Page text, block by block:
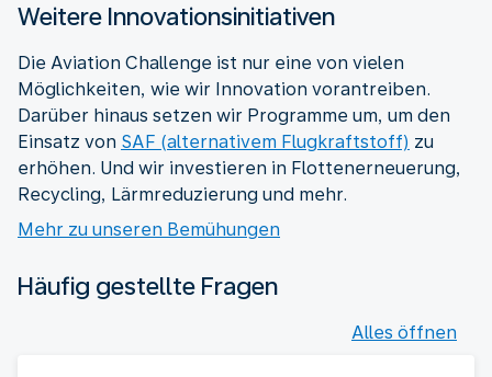
Weitere Innovationsinitiativen
Die Aviation Challenge ist nur eine von vielen
Möglichkeiten, wie wir Innovation vorantreiben.
Darüber hinaus setzen wir Programme um, um den
Einsatz von SAF (alternativem Flugkraftstoff) zu
erhöhen. Und wir investieren in Flottenerneuerung,
Recycling, Lärmreduzierung und mehr.
Mehr zu unseren Bemühungen
Häufig gestellte Fragen
Alles öffnen